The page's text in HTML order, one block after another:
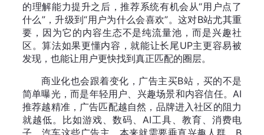
的理解能力提升之后，推荐系统有机会从“用户点了
什么”，升级到“用户为什么会喜欢”。这对B站尤其重
要，因为它的内容生态不是纯流量池，而是兴趣社
区。算法如果更懂内容，就能让长尾UP主更容易被
发现，也能让用户更快找到真正匹配的圈层。
商业化也会跟着变化，广告主买B站，买的不是
简单曝光，而是年轻用户、兴趣场景和内容信任。AI
推荐越精准，广告匹配越自然，品牌进入社区的阻力
就越低。比如游戏、数码、AI工具、教育、消费电
子、汽车这些广告主，本来就需要垂直兴趣人群。B